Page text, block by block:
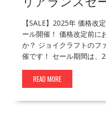
【SALE】2025年 価格改
ール開催！ 価格改定前に
か？ ジョイクラフトのフ
催です！ セール期間は、
READ MORE